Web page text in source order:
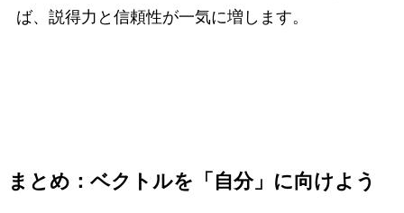
ば、説得力と信頼性が一気に増します。
まとめ：ベクトルを「自分」に向けよう